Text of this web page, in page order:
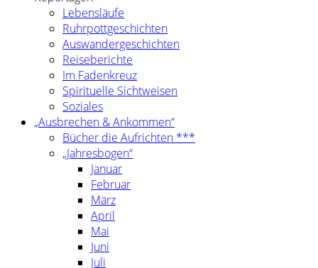
Lebensläufe
Ruhrpottgeschichten
Auswandergeschichten
Reiseberichte
Im Fadenkreuz
Spirituelle Sichtweisen
Soziales
„Ausbrechen & Ankommen“
Bücher die Aufrichten ***
„Jahresbogen“
Januar
Februar
März
April
Mai
Juni
Juli